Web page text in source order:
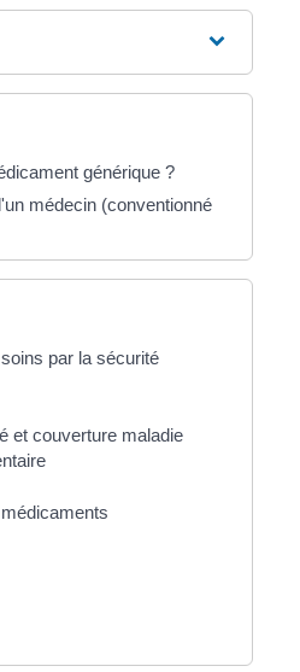
générique ?
médecin (conventionné
par la sécurité
et couverture maladie